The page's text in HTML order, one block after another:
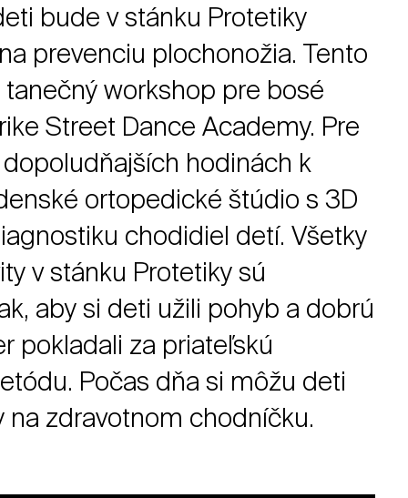
bude v stánku Protetiky
prevenciu plochonožia. Tento
workshop pre bosé
Street Dance Academy. Pre
hodinách k
ortopedické štúdio s 3D
chodidiel detí. Všetky
v stánku Protetiky sú
aby si deti užili pohyb a dobrú
pokladali za priateľskú
Počas dňa si môžu deti
na zdravotnom chodníčku.